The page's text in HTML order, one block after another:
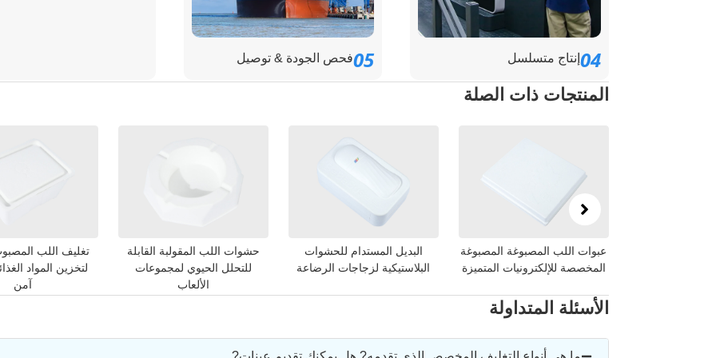
04 إنتاج متسلسل 05فحص الجودة & توصيل
المنتجات ذات الصلة
عبوات اللب المصبوغة المصبوغة
المخصصة للإلكترونيات المتميزة
البديل المستدام للحشوات
البلاستيكية لزجاجات الرضاعة
حشوات اللب المقولبة القابلة
للتحلل الحيوي لمجموعات
الألعاب
تغليف اللب
لتخزين المواد
آمن
الأسئلة المتداولة